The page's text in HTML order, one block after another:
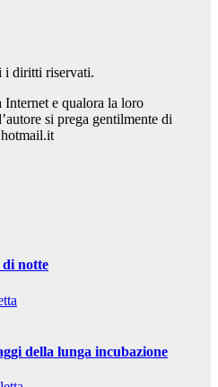
i diritti riservati.
e qualora la loro
si prega gentilmente di
di notte
della lunga incubazione